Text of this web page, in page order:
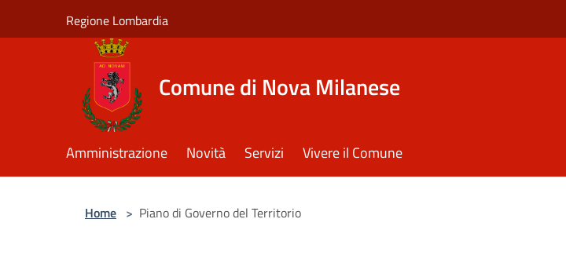
Regione Lombardia
Comune di Nova Milanese
Amministrazione Novità Servizi Vivere il Comune
Home > Piano di Governo del Territorio